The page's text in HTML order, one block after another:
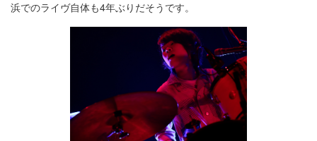
浜でのライヴ自体も4年ぶりだそうです。